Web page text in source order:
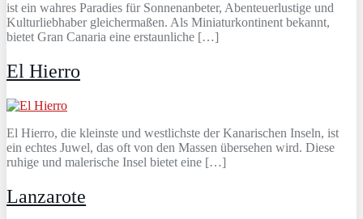
ist ein wahres Paradies für Sonnenanbeter, Abenteuerlustige und
Kulturliebhaber gleichermaßen. Als Miniaturkontinent bekannt,
bietet Gran Canaria eine erstaunliche […]
El Hierro
El Hierro, die kleinste und westlichste der Kanarischen Inseln, ist
ein echtes Juwel, das oft von den Massen übersehen wird. Diese
ruhige und malerische Insel bietet eine […]
Lanzarote